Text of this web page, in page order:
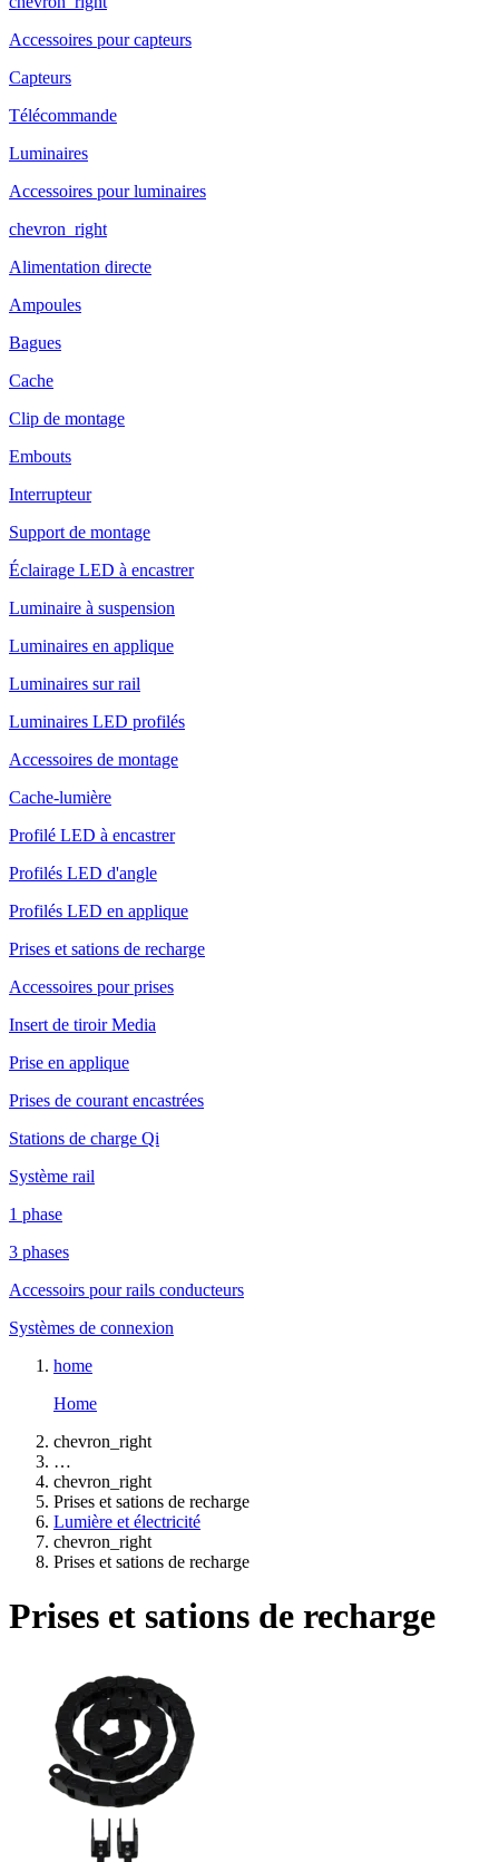
Accessoires pour capteurs
Capteurs
Télécommande
Luminaires
Accessoires pour luminaires
chevron_right
Alimentation directe
Ampoules
Bagues
Cache
Clip de montage
Embouts
Interrupteur
Support de montage
Éclairage LED à encastrer
Luminaire à suspension
Luminaires en applique
Luminaires sur rail
Luminaires LED profilés
Accessoires de montage
Cache-lumière
Profilé LED à encastrer
Profilés LED d'angle
Profilés LED en applique
Prises et sations de recharge
Accessoires pour prises
Insert de tiroir Media
Prise en applique
Prises de courant encastrées
Stations de charge Qi
Système rail
1 phase
3 phases
Accessoirs pour rails conducteurs
Systèmes de connexion
home
Home
chevron_right
…
chevron_right
Prises et sations de recharge
Lumière et électricité
chevron_right
Prises et sations de recharge
Prises et sations de recharge